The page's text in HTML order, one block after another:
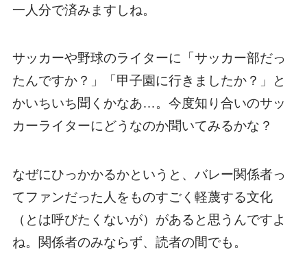
一人分で済みますしね。
サッカーや野球のライターに「サッカー部だっ
たんですか？」「甲子園に行きましたか？」と
かいちいち聞くかなあ…。今度知り合いのサッ
カーライターにどうなのか聞いてみるかな？
なぜにひっかかるかというと、バレー関係者っ
てファンだった人をものすごく軽蔑する文化
（とは呼びたくないが）があると思うんですよ
ね。関係者のみならず、読者の間でも。